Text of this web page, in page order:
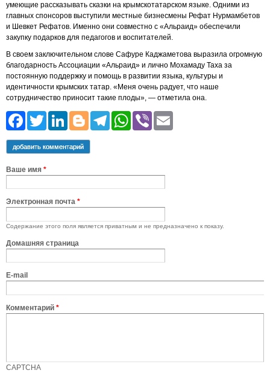
умеющие рассказывать сказки на крымскотатарском языке. Одними из
главных спонсоров выступили местные бизнесмены Рефат Нурмамбетов
и Шевкет Рефатов. Именно они совместно с «Альраид» обеспечили
закупку подарков для педагогов и воспитателей.
В своем заключительном слове Сафуре Каджаметова выразила огромную
благодарность Ассоциации «Альраид» и лично Мохамаду Таха за
постоянную поддержку и помощь в развитии языка, культуры и
идентичности крымских татар. «Меня очень радует, что наше
сотрудничество приносит такие плоды», — отметила она.
Facebook
Twitter
LinkedIn
Blogger
Telegram
WhatsApp
Viber
добавить комментарий
Ваше имя *
Электронная почта *
Содержание этого поля является приватным и не предназначено к показу.
Домашняя страница
E-mail
Комментарий *
CAPTCHA